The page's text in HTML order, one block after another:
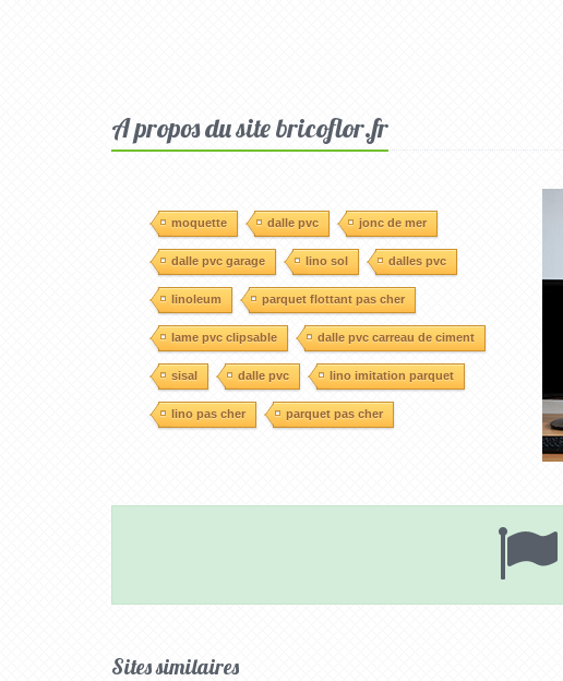
A propos du site bricoflor.fr
moquette dalle pvc jonc de mer
dalle pvc garage lino sol dalles pvc
linoleum parquet flottant pas cher
lame pvc clipsable dalle pvc carreau de ciment
sisal dalle pvc lino imitation parquet
lino pas cher parquet pas cher
Sites similaires